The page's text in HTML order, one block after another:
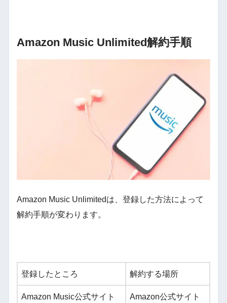
Amazon Music Unlimited解約手順
Amazon Music Unlimitedは、登録した方法によって
解約手順が変わります。
登録したところ 解約する場所
Amazon Music公式サイト Amazon公式サイト